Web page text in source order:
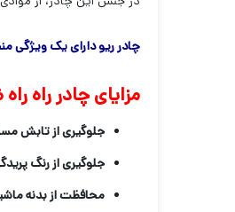
چادر ریو دارای یک ویژگی
مزایای چادر راه
جلوگیری از تابش
جلوگیری از رنگ
محافظت از بدنه